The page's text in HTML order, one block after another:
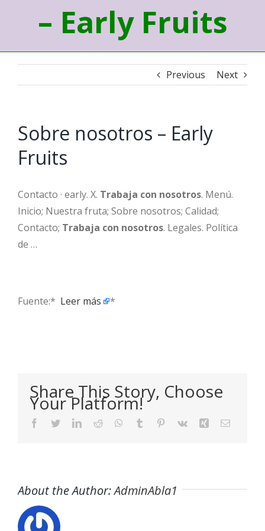
– Early Fruits
Previous Next
Sobre nosotros – Early
Fruits
Contacto · early. X. Trabaja con nosotros. Menú.
Inicio; Nuestra fruta; Sobre nosotros; Calidad;
Contacto; Trabaja con nosotros. Legales. Política
de …
Fuente:* ​ Leer más *
Share This Story, Choose
Your Platform!
Facebook
TwitterLinkedIn
Reddit WhatsApp
Tumblr Pinterest
Vk Xing Email
About the Author:AdminAbla1